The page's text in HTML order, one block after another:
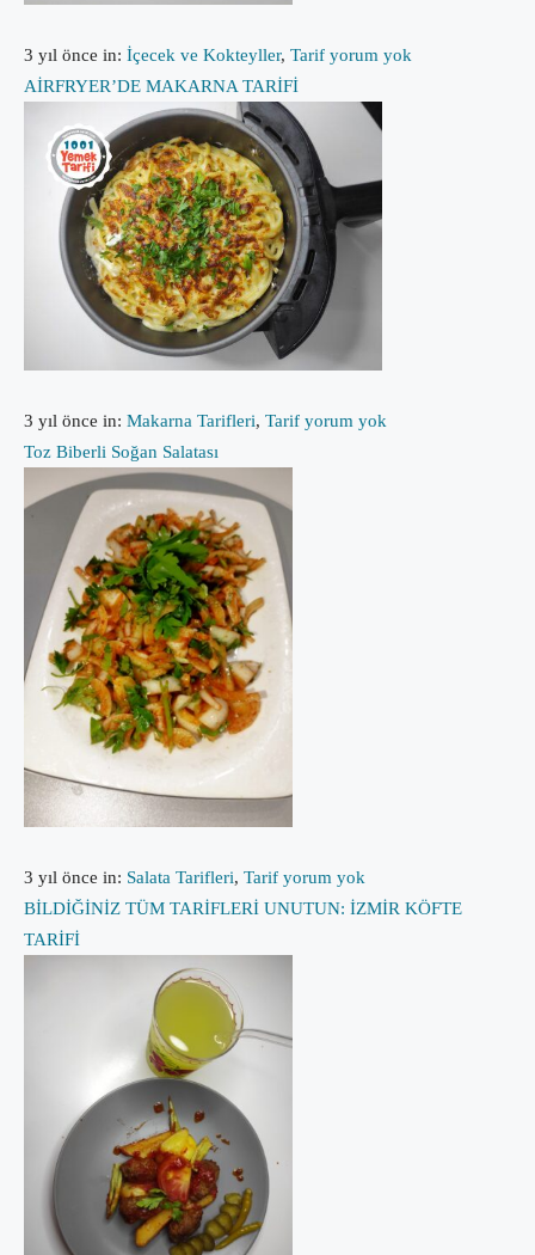
3 yıl önce in: İçecek ve Kokteyller, Tarif yorum yok
AİRFRYER’DE MAKARNA TARİFİ
3 yıl önce in: Makarna Tarifleri, Tarif yorum yok
Toz Biberli Soğan Salatası
3 yıl önce in: Salata Tarifleri, Tarif yorum yok
BİLDİĞİNİZ TÜM TARİFLERİ UNUTUN: İZMİR KÖFTE
TARİFİ